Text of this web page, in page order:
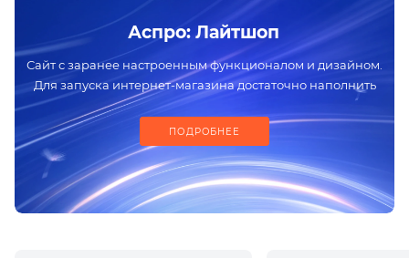
Аспро: Лайтшоп
Сайт с заранее настроенным функционалом и дизайном.
Для запуска интернет-магазина достаточно наполнить
проект контентом
ПОДРОБНЕЕ